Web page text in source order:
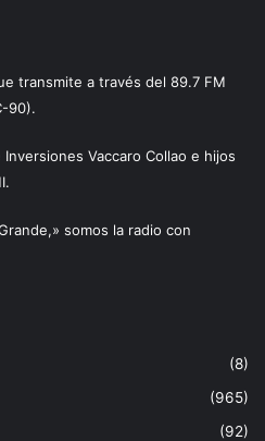
transmite a través del 89.7 FM
90).
Vaccaro Collao e hijos
somos la radio con
(8)
(965)
(92)